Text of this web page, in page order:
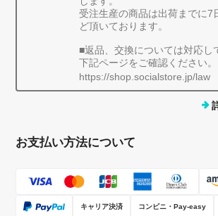
受注生産の商品は出荷までに7
ど頂いております。
■返品、交換については対応し
下記ページをご確認ください。
https://shop.socialstore.jp/law
お支払い方法について
キャリア決済 コンビニ・Pay-easy